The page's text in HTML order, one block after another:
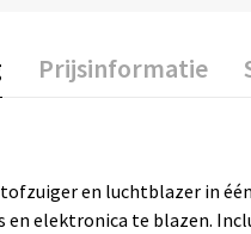
Prijsinformatie
en luchtblazer in
elektronica te blazen.